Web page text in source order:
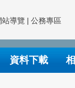
站導覽 | 公務專區
資料下載